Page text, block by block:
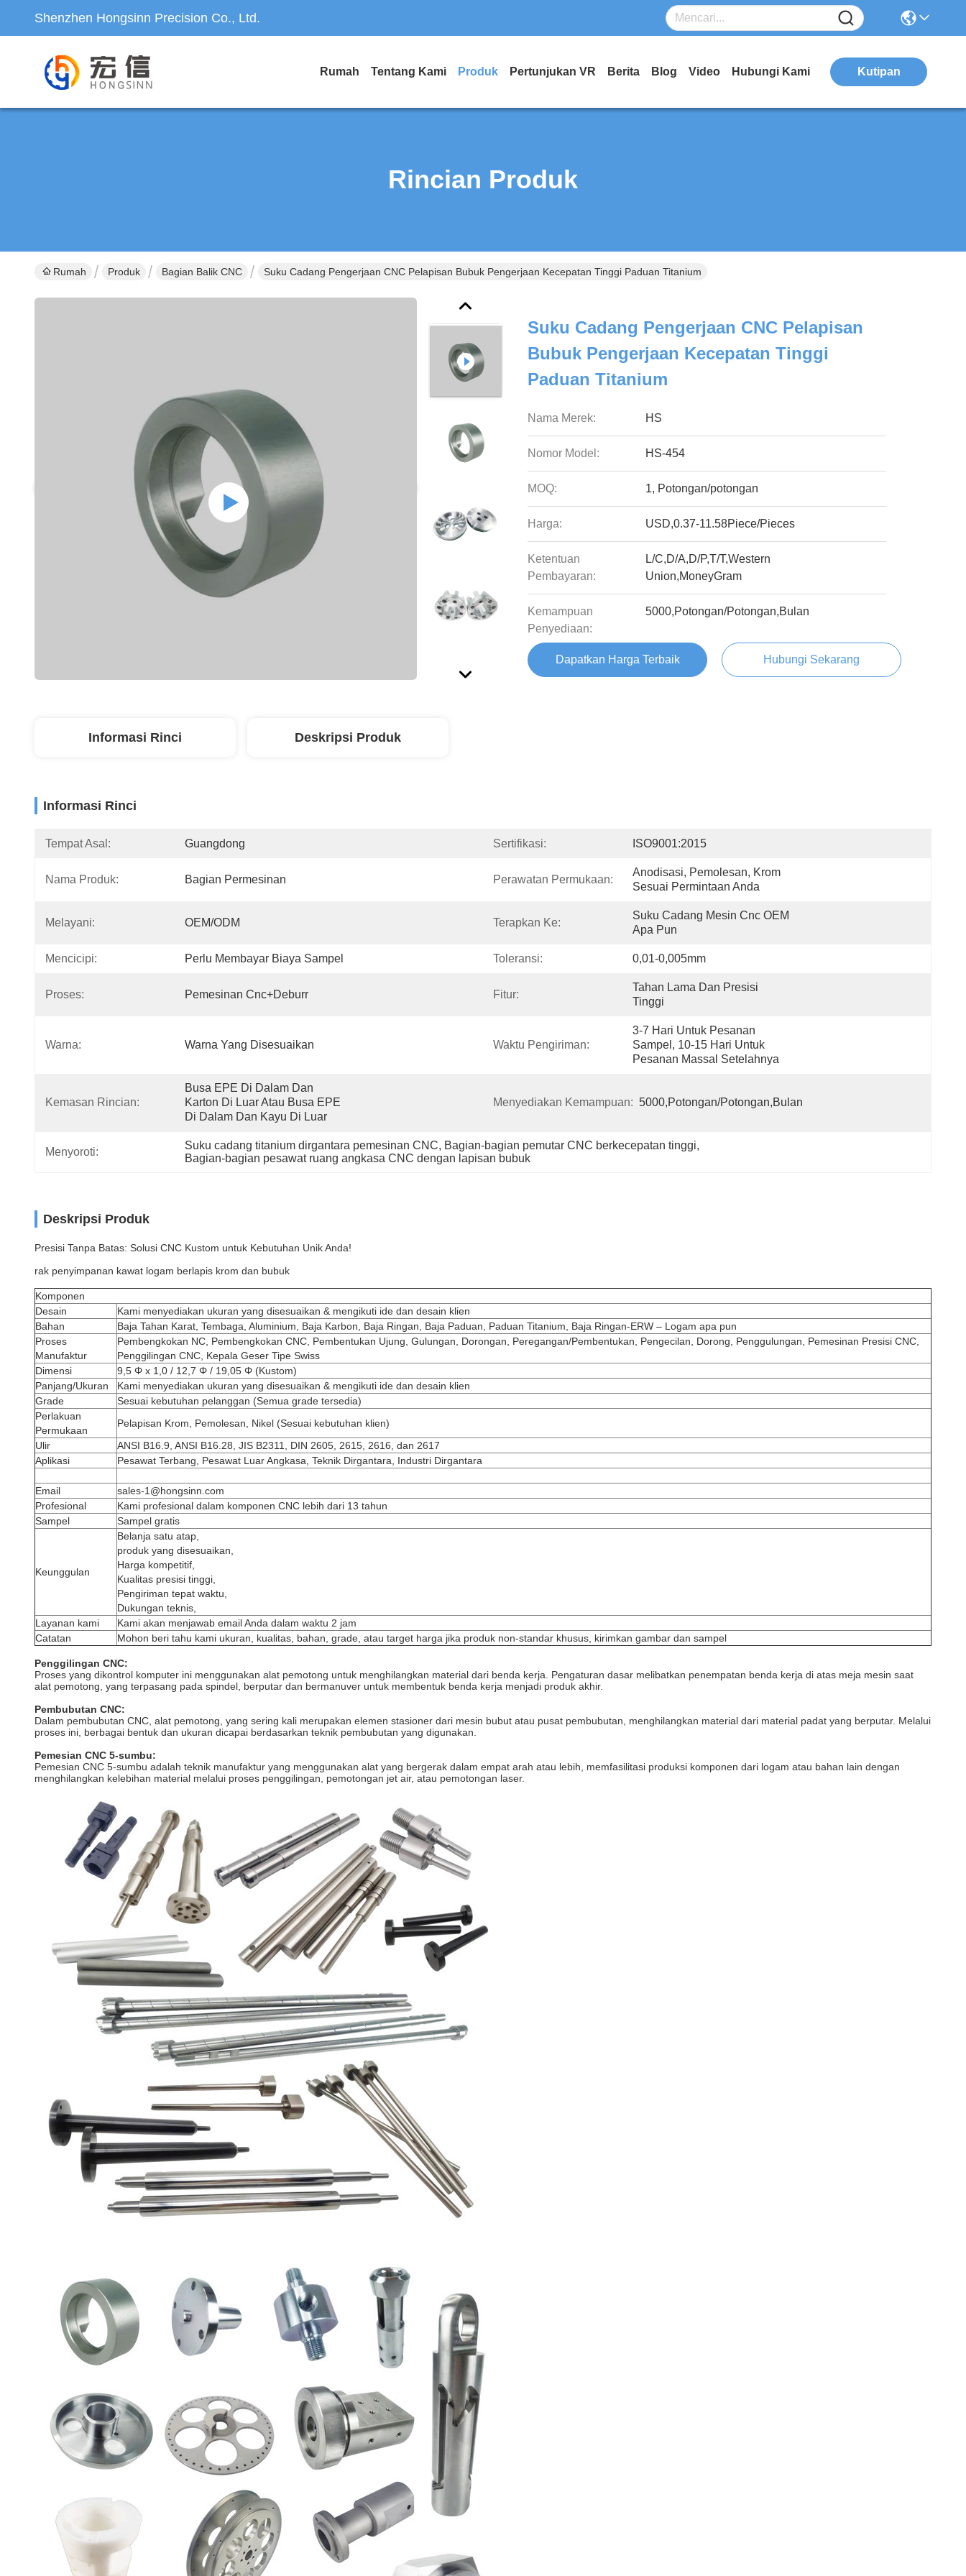
Shenzhen Hongsinn Precision Co., Ltd.
Rumah Tentang Kami Produk Pertunjukan VR Berita Blog Video Hubungi Kami Kutipan
Rincian Produk
Rumah Produk Bagian Balik CNC Suku Cadang Pengerjaan CNC Pelapisan Bubuk Pengerjaan Kecepatan Tinggi Paduan Titanium
Suku Cadang Pengerjaan CNC Pelapisan
Bubuk Pengerjaan Kecepatan Tinggi
Paduan Titanium
Nama Merek: HS
Nomor Model: HS-454
MOQ: 1, Potongan/potongan
Harga: USD,0.37-11.58Piece/Pieces
Ketentuan
Pembayaran:
L/C,D/A,D/P,T/T,Western
Union,MoneyGram
Kemampuan
Penyediaan:
5000,Potongan/Potongan,Bulan
Dapatkan Harga Terbaik Hubungi Sekarang
Informasi Rinci Deskripsi Produk
Informasi Rinci
Tempat Asal: Guangdong Sertifikasi: ISO9001:2015
Nama Produk: Bagian Permesinan Perawatan Permukaan:
Anodisasi, Pemolesan, Krom
Sesuai Permintaan Anda
Melayani: OEM/ODM Terapkan Ke:
Suku Cadang Mesin Cnc OEM
Apa Pun
Mencicipi: Perlu Membayar Biaya Sampel Toleransi: 0,01-0,005mm
Proses: Pemesinan Cnc+deburr Fitur:
Tahan Lama Dan Presisi
Tinggi
Warna: Warna Yang Disesuaikan Waktu Pengiriman:
3-7 Hari Untuk Pesanan
Sampel, 10-15 Hari Untuk
Pesanan Massal Setelahnya
Kemasan Rincian:
Busa EPE Di Dalam Dan
Karton Di Luar Atau Busa EPE
Di Dalam Dan Kayu Di Luar
Menyediakan Kemampuan: 5000,Potongan/Potongan,Bulan
Menyoroti:
Suku cadang titanium dirgantara pemesinan CNC, Bagian-bagian pemutar CNC berkecepatan tinggi,
Bagian-bagian pesawat ruang angkasa CNC dengan lapisan bubuk
Deskripsi Produk
Presisi Tanpa Batas: Solusi CNC Kustom untuk Kebutuhan Unik Anda!
rak penyimpanan kawat logam berlapis krom dan bubuk
Komponen
Desain
Kami menyediakan ukuran yang disesuaikan & mengikuti ide dan desain klien
Bahan
Baja Tahan Karat, Tembaga, Aluminium, Baja Karbon, Baja Ringan, Baja Paduan, Paduan Titanium, Baja Ringan-ERW – Logam apa pun
Proses
Manufaktur
Pembengkokan NC, Pembengkokan CNC, Pembentukan Ujung, Gulungan, Dorongan, Peregangan/Pembentukan, Pengecilan, Dorong, Penggulungan, Pemesinan Presisi CNC,
Penggilingan CNC, Kepala Geser Tipe Swiss
Dimensi
9,5 Φ x 1,0 / 12,7 Φ / 19,05 Φ (Kustom)
Panjang/Ukuran
Kami menyediakan ukuran yang disesuaikan & mengikuti ide dan desain klien
Grade
Sesuai kebutuhan pelanggan (Semua grade tersedia)
Perlakuan
Permukaan
Pelapisan Krom, Pemolesan, Nikel (Sesuai kebutuhan klien)
Ulir
ANSI B16.9, ANSI B16.28, JIS B2311, DIN 2605, 2615, 2616, dan 2617
Aplikasi
Pesawat Terbang, Pesawat Luar Angkasa, Teknik Dirgantara, Industri Dirgantara
Email
sales-1@hongsinn.com
Profesional
Kami profesional dalam komponen CNC lebih dari 13 tahun
Sampel
Sampel gratis
Keunggulan
Belanja satu atap,
produk yang disesuaikan,
Harga kompetitif,
Kualitas presisi tinggi,
Pengiriman tepat waktu,
Dukungan teknis,
Layanan kami
Kami akan menjawab email Anda dalam waktu 2 jam
Catatan
Mohon beri tahu kami ukuran, kualitas, bahan, grade, atau target harga jika produk non-standar khusus, kirimkan gambar dan sampel
Penggilingan CNC:
Proses yang dikontrol komputer ini menggunakan alat pemotong untuk menghilangkan material dari benda kerja. Pengaturan dasar melibatkan penempatan benda kerja di atas meja mesin saat
alat pemotong, yang terpasang pada spindel, berputar dan bermanuver untuk membentuk benda kerja menjadi produk akhir.
Pembubutan CNC:
Dalam pembubutan CNC, alat pemotong, yang sering kali merupakan elemen stasioner dari mesin bubut atau pusat pembubutan, menghilangkan material dari material padat yang berputar. Melalui
proses ini, berbagai bentuk dan ukuran dicapai berdasarkan teknik pembubutan yang digunakan.
Pemesian CNC 5-sumbu:
Pemesian CNC 5-sumbu adalah teknik manufaktur yang menggunakan alat yang bergerak dalam empat arah atau lebih, memfasilitasi produksi komponen dari logam atau bahan lain dengan
menghilangkan kelebihan material melalui proses penggilingan, pemotongan jet air, atau pemotongan laser.